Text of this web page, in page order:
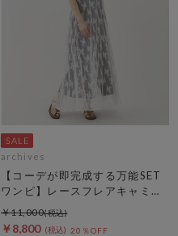
archives
【コーデが即完成する万能SET
ワンピ】レースフレアキャミＯ
Ｐ×ノースカットリブＯＰＳＥ
￥8,800 20％OFF
￥11,000